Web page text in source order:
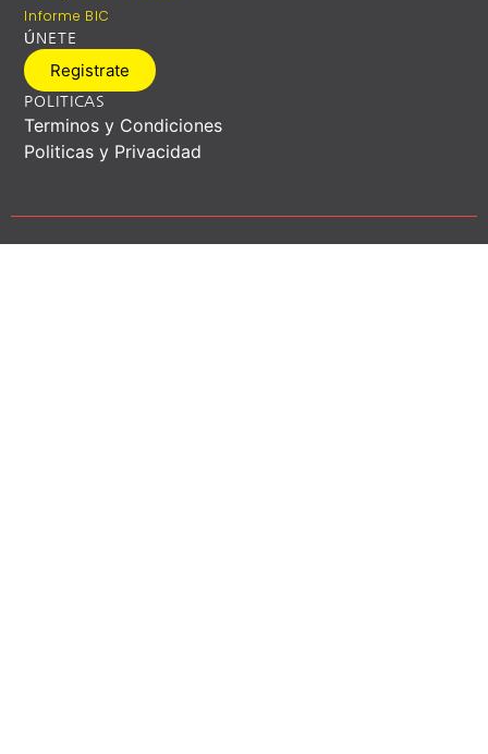
Informe BIC
ÚNETE
Registrate
POLITICAS
Terminos y Condiciones
Politicas y Privacidad